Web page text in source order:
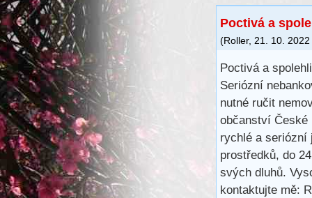
Poctivá a
(Roller, 21. 10. 2022
Poctivá a
Seriózní
nutné ručit
občanství České
rychlé a seriózní
prostředků, do
svých dluhů.
kontaktujte mě: